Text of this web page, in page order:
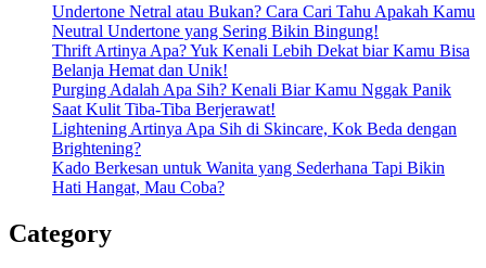
Undertone Netral atau Bukan? Cara Cari Tahu Apakah Kamu
Neutral Undertone yang Sering Bikin Bingung!
Thrift Artinya Apa? Yuk Kenali Lebih Dekat biar Kamu Bisa
Belanja Hemat dan Unik!
Purging Adalah Apa Sih? Kenali Biar Kamu Nggak Panik
Saat Kulit Tiba-Tiba Berjerawat!
Lightening Artinya Apa Sih di Skincare, Kok Beda dengan
Brightening?
Kado Berkesan untuk Wanita yang Sederhana Tapi Bikin
Hati Hangat, Mau Coba?
Category